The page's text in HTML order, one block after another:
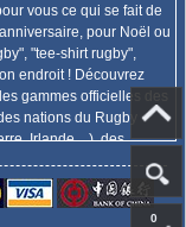
vous ce qui se fait de
pour Noël ou
"tee-shirt rugby",
endroit ! Découvrez
gammes officielles des
nations du Rugby
Irlande,...), des
Premiership, Guinness
0